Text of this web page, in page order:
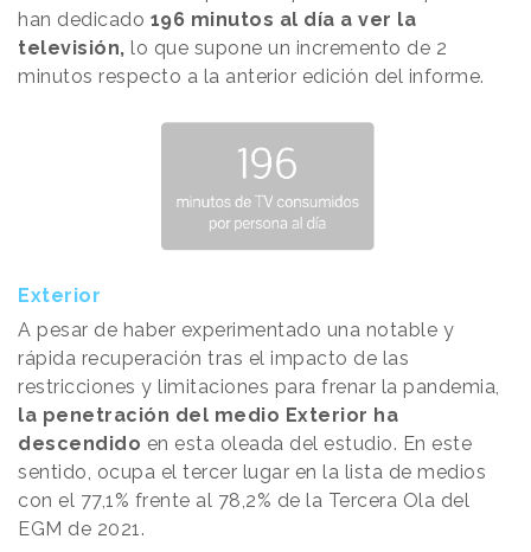
han dedicado 196 minutos al día a ver la
televisión, lo que supone un incremento de 2
minutos respecto a la anterior edición del informe.
Exterior
A pesar de haber experimentado una notable y
rápida recuperación tras el impacto de las
restricciones y limitaciones para frenar la pandemia,
la penetración del medio Exterior ha
descendido en esta oleada del estudio. En este
sentido, ocupa el tercer lugar en la lista de medios
con el 77,1% frente al 78,2% de la Tercera Ola del
EGM de 2021.